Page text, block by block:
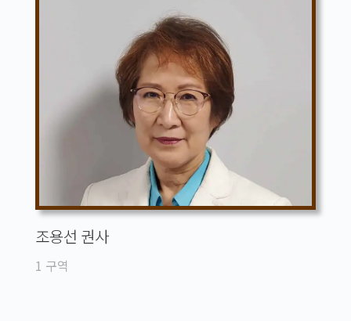
조용선 권사
1 구역